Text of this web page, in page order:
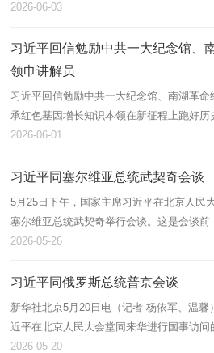
建设贸易强国，升级货物贸易，创新服务贸
2026-06-03
习近平回信勉励中共一大纪念馆、
领巾讲解员
习近平回信勉励中共一大纪念馆、南湖革
承红色基因增长知识本领在新征程上跑好历
一”国际儿童节快乐新华社北京5月31日电 在
2026-06-01
习近平同塞尔维亚总统武契奇会谈
5月25日下午，国家主席习近平在北京人民
塞尔维亚总统武契奇举行会谈。这是会谈
奇和夫人塔玛拉合影。新华社记者 谢环驰
2026-05-26
习近平同俄罗斯总统普京会谈
新华社北京5月20日电（记者 杨依军、温馨
近平在北京人民大会堂同来华进行国事访问
两国元首一致同意《中俄睦邻友好合作条约
2026-05-20